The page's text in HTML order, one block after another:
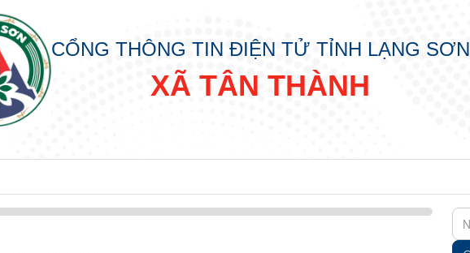
CỔNG THÔNG TIN ĐIỆN TỬ TỈNH LẠNG SƠN
XÃ TÂN THÀNH